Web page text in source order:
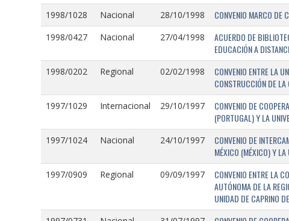
1998/1028 Nacional 28/10/1998 CONVENIO MARCO DE
1998/0427 Nacional 27/04/1998
ACUERDO DE
EDUCACIÓN A
1998/0202 Regional 02/02/1998
CONVENIO ENTRE LA
CONSTRUCCIÓN DE
1997/1029 Internacional 29/10/1997
CONVENIO DE
(PORTUGAL) Y LA
1997/1024 Nacional 24/10/1997
CONVENIO DE
MÉXICO (MÉXICO) Y
1997/0909 Regional 09/09/1997
CONVENIO ENTRE LA
AUTÓNOMA DE LA
UNIDAD DE CAPRINO